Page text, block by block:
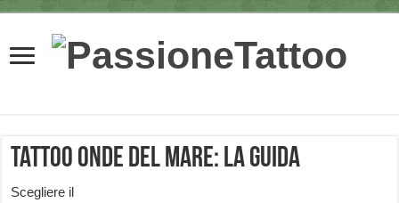
Tattoo onde del mare: la guida
Scegliere il